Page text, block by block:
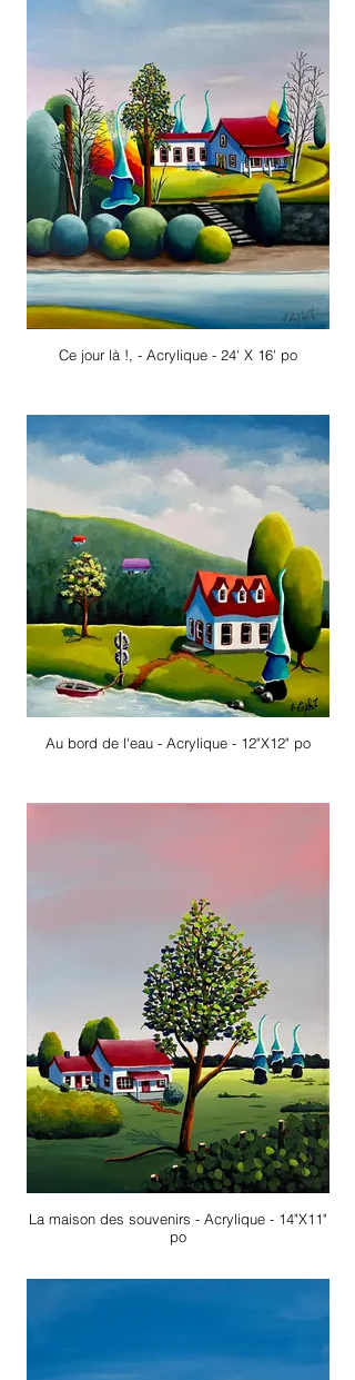
Ce jour là !, - Acrylique - 24' X 16' po
Au bord de l'eau - Acrylique - 12"X12" po
La maison des souvenirs - Acrylique - 14"X11"
po